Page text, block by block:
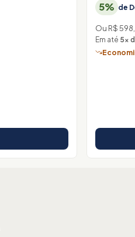
5% de
Ou R$
Em até 5×